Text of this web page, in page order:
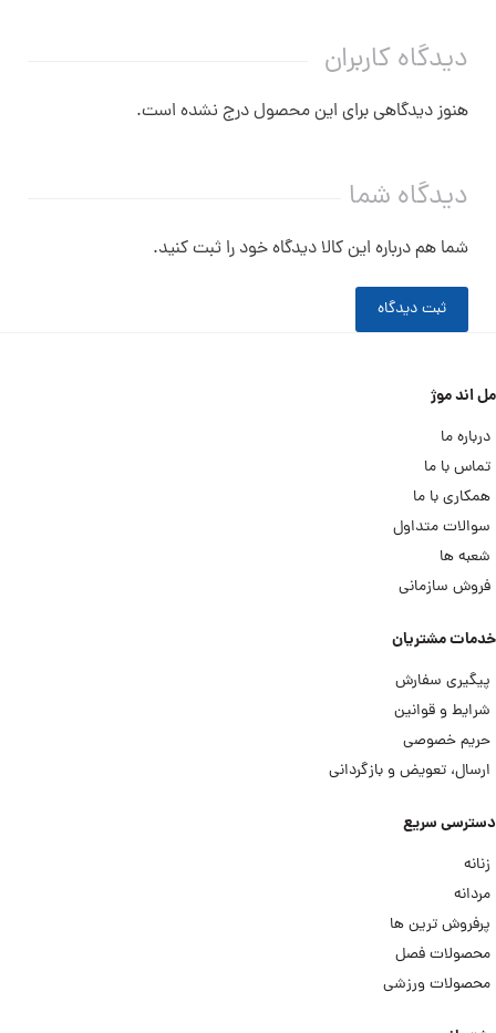
دیدگاه کاربران
هنوز دیدگاهی برای این محصول درج نشده است.
دیدگاه شما
شما هم درباره این کالا دیدگاه خود را ثبت کنید.
ثبت دیدگاه
مل اند موژ
درباره ما
تماس با ما
همکاری با ما
سوالات متداول
شعبه ها
فروش سازمانی
خدمات مشتریان
پیگیری سفارش
شرایط و قوانین
حریم خصوصی
ارسال، تعویض و بازگردانی
دسترسی سریع
زنانه
مردانه
پرفروش ترین ها
محصولات فصل
محصولات ورزشی